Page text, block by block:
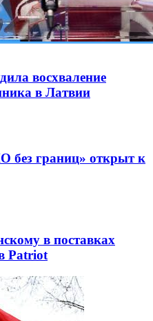
восхваление
в Латвии
без границ» открыт к
в поставках
Patriot